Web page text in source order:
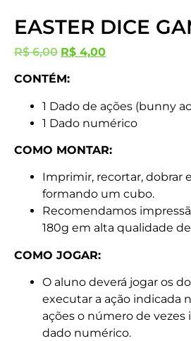
EASTER DICE
R$6,00 R$ 4,00
CONTÉM:
1 Dado de ações (bunny
1 Dado numérico
COMO MONTAR:
Imprimir, recortar, dobrar
formando um cubo.
Recomendamos
180g em alta qualidade
COMO JOGAR:
O aluno deverá jogar os
executar a ação indicada
ações o número de vezes
dado numérico.